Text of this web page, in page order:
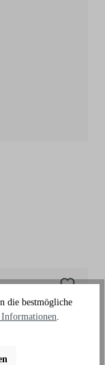
die bestmögliche
.